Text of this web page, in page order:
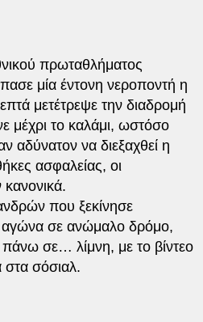
πρωταθλήματος
μία έντονη νεροποντή η
μετέτρεψε την διαδρομή
μέχρι το καλάμι, ωστόσο
αδύνατον να διεξαχθεί η
ασφαλείας, οι
που ξεκίνησε
αγώνα σε ανώμαλο δρόμο,
σε… λίμνη, με το βίντεο
στα σόσιαλ.